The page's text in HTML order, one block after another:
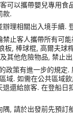
可以攜帶嬰兒專用食
款.
理相關出入境手續
止客人攜帶所有可
, 棒球棍, 高爾夫
其他危險物品, 禁止
政策有進一步的規
. 如需在公共區域
還給旅客. 在登船
, 請於出發前先預訂